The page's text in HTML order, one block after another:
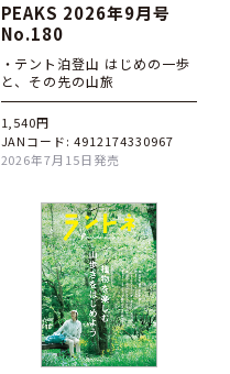
PEAKS 2026年9月号
No.180
・テント泊登山 はじめの一歩
と、その先の山旅
1,540円
JANコード: 4912174330967
2026年7月15日発売